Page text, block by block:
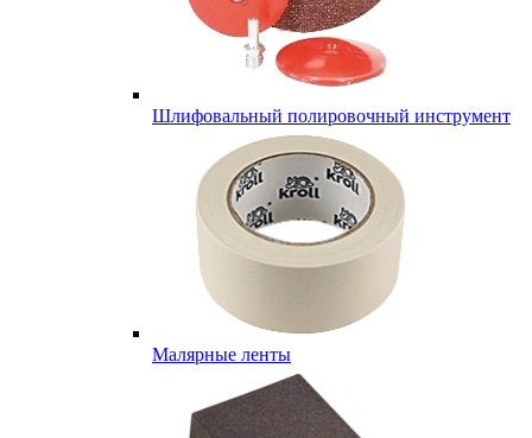
Шлифовальный полировочный инструмент
Малярные ленты